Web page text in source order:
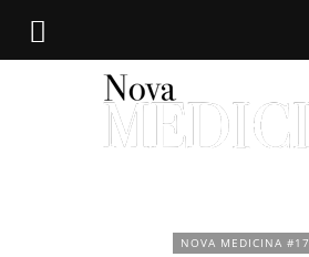
NOVA MEDICINA #17